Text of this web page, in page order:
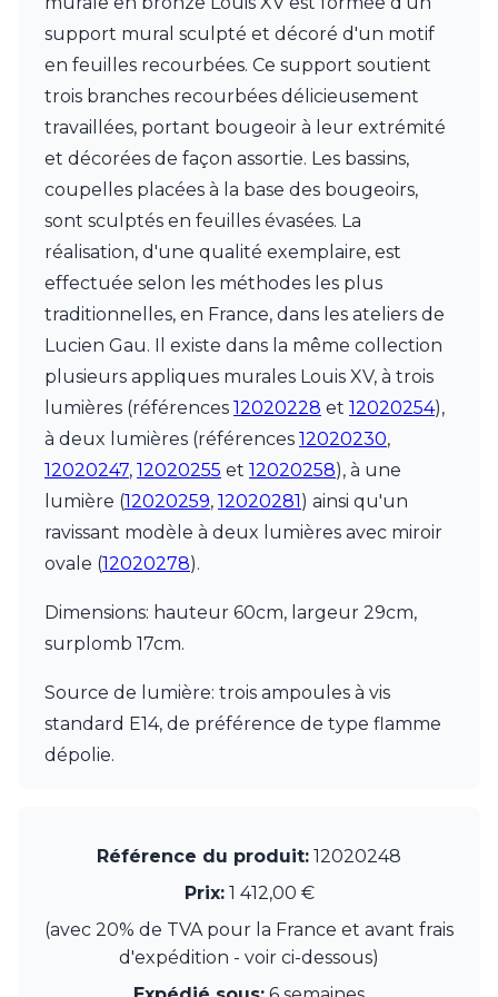
Charlot&Cie
Concept Verre
CVL Luminaires
Dark
Elstead Lighting
Estro
Faro
Ferroluce Classic
Fine Art Lamps
Fontini
Gau Lighting
Hind Rabii
Hisle
Holtkötter
Hudson Valley
Jacques Garcia
JP Ryckaert
Karboxx
Leds C4
Leucos
LichtRaum Funktion
Lucide
Luminara
Lumini
Lum’Art
Lupia Licht
Michael Anastassiades
Minilampe
support mural sculpté et décoré d'un motif
en feuilles recourbées. Ce support soutient
trois branches recourbées délicieusement
travaillées, portant bougeoir à leur extrémité
et décorées de façon assortie. Les bassins,
coupelles placées à la base des bougeoirs,
sont sculptés en feuilles évasées. La
réalisation, d'une qualité exemplaire, est
effectuée selon les méthodes les plus
traditionnelles, en France, dans les ateliers de
Lucien Gau. Il existe dans la même collection
plusieurs appliques murales Louis XV, à trois
lumières (références 12020228 et 12020254),
à deux lumières (références 12020230,
12020247, 12020255 et 12020258), à une
lumière (12020259, 12020281) ainsi qu'un
ravissant modèle à deux lumières avec miroir
ovale (12020278).
Dimensions: hauteur 60cm, largeur 29cm,
surplomb 17cm.
Source de lumière: trois ampoules à vis
standard E14, de préférence de type flamme
dépolie.
Référence du produit: 12020248
Prix:1 412,00 €
(avec 20% de TVA pour la France et avant frais
d'expédition - voir ci-dessous)